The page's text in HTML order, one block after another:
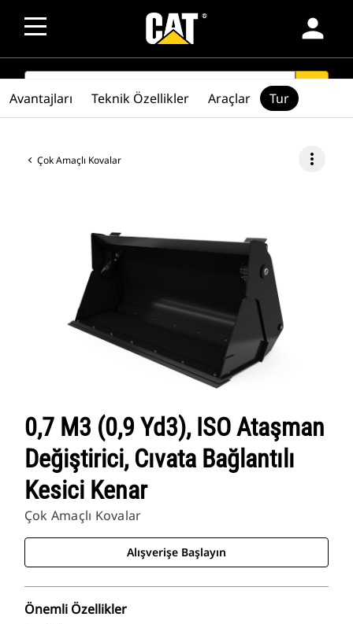
person
SEARCH
Çok Amaçlı Kovalar more_vert
0,7 M3 (0,9 Yd3), ISO Ataşman
Değiştirici, Cıvata Bağlantılı
Kesici Kenar
Çok Amaçlı Kovalar
Alışverişe Başlayın
Önemli Özellikler
Avantajları Teknik Özellikler Araçlar Tur